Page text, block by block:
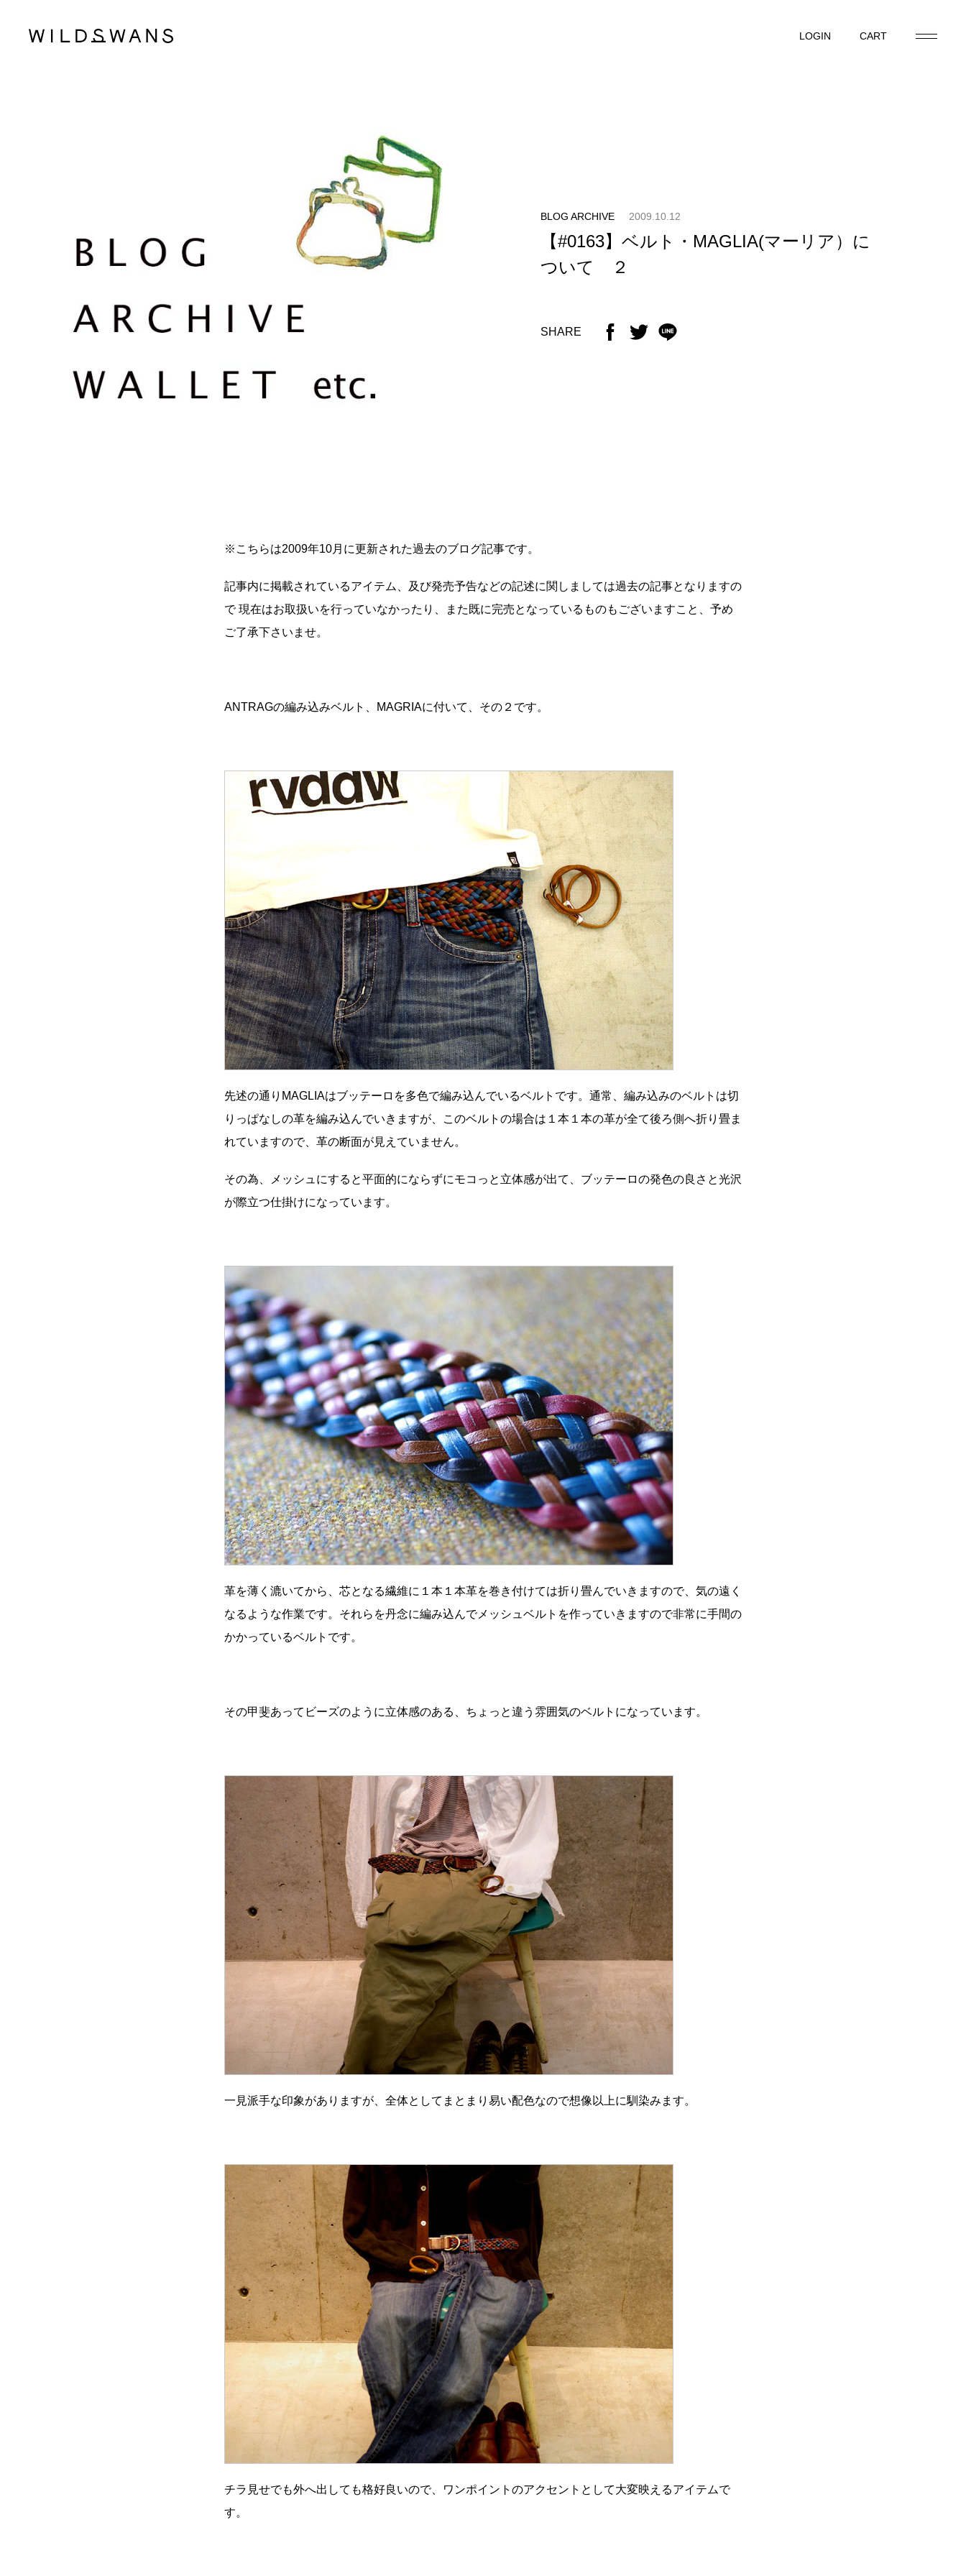
LOGIN
CART
BLOG ARCHIVE 2009.10.12
【#0163】ベルト・MAGLIA(マーリア）に
ついて ２
SHARE
※こちらは2009年10月に更新された過去のブログ記事です。
記事内に掲載されているアイテム、及び発売予告などの記述に関しましては過去の記事となりますの
で 現在はお取扱いを行っていなかったり、また既に完売となっているものもございますこと、予め
ご了承下さいませ。
ANTRAGの編み込みベルト、MAGRIAに付いて、その２です。
先述の通りMAGLIAはブッテーロを多色で編み込んでいるベルトです。通常、編み込みのベルトは切
りっぱなしの革を編み込んでいきますが、このベルトの場合は１本１本の革が全て後ろ側へ折り畳ま
れていますので、革の断面が見えていません。
その為、メッシュにすると平面的にならずにモコっと立体感が出て、ブッテーロの発色の良さと光沢
が際立つ仕掛けになっています。
革を薄く漉いてから、芯となる繊維に１本１本革を巻き付けては折り畳んでいきますので、気の遠く
なるような作業です。それらを丹念に編み込んでメッシュベルトを作っていきますので非常に手間の
かかっているベルトです。
その甲斐あってビーズのように立体感のある、ちょっと違う雰囲気のベルトになっています。
一見派手な印象がありますが、全体としてまとまり易い配色なので想像以上に馴染みます。
チラ見せでも外へ出しても格好良いので、ワンポイントのアクセントとして大変映えるアイテムで
す。